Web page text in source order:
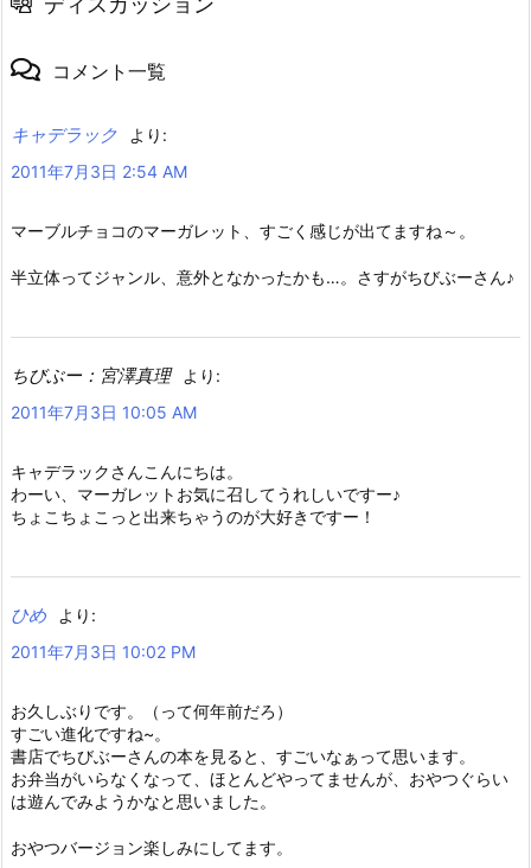
コメント一覧
キャデラック
より:
2011年7月3日 2:54 AM
マーブルチョコのマーガレット、すごく感じが出てますね～。
半立体ってジャンル、意外となかったかも…。さすがちびぶーさん♪
ちびぶー：宮澤真理
より:
2011年7月3日 10:05 AM
キャデラックさんこんにちは。
わーい、マーガレットお気に召してうれしいですー♪
ちょこちょこっと出来ちゃうのが大好きですー！
ひめ
より:
2011年7月3日 10:02 PM
お久しぶりです。（って何年前だろ）
すごい進化ですね~。
書店でちびぶーさんの本を見ると、すごいなぁって思います。
お弁当がいらなくなって、ほとんどやってませんが、おやつぐらい
は遊んでみようかなと思いました。
おやつバージョン楽しみにしてます。